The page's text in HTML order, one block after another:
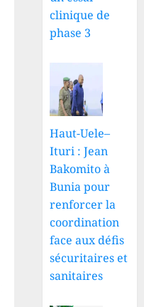
clinique de
phase 3
Haut-Uele–
Ituri : Jean
Bakomito à
Bunia pour
renforcer la
coordination
face aux défis
sécuritaires et
sanitaires